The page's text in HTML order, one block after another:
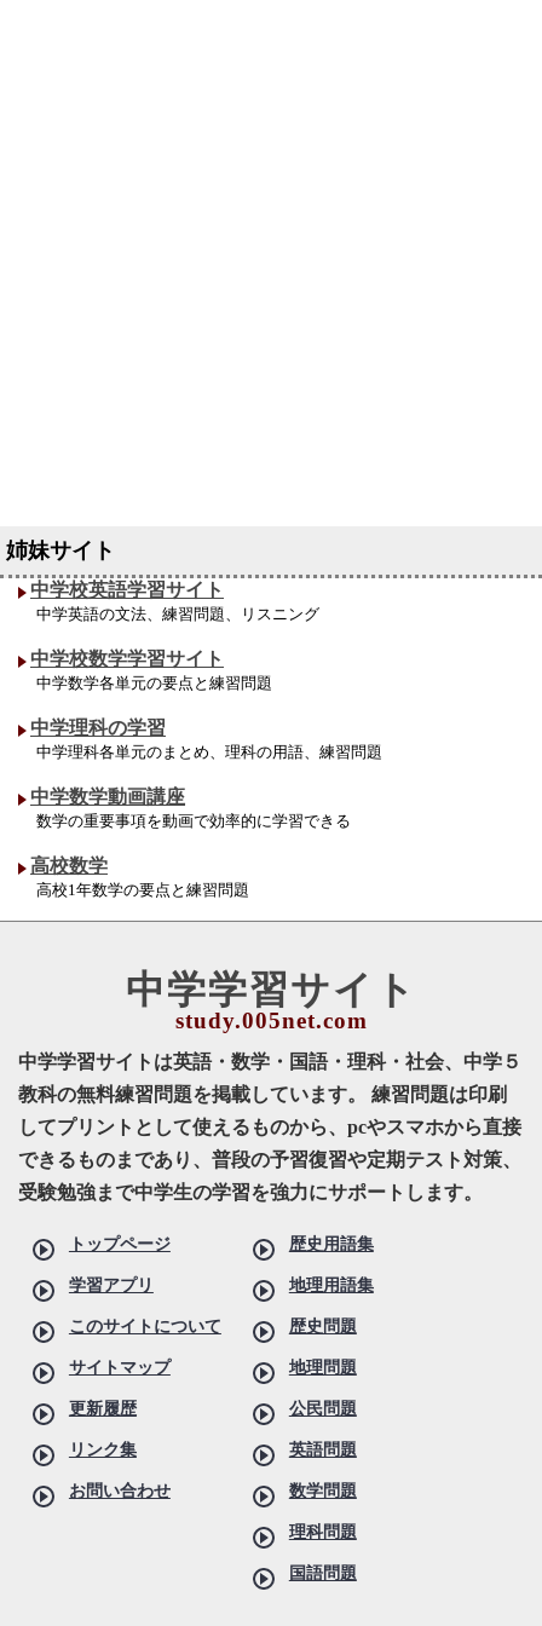
中学校英語学習サイト
中学英語の文法、練習問題、リスニング
中学校数学学習サイト
中学数学各単元の要点と練習問題
中学理科の学習
中学理科各単元のまとめ、理科の用語、練習問題
中学数学動画講座
数学の重要事項を動画で効率的に学習できる
高校数学
高校1年数学の要点と練習問題
中学学習サイト
中学学習サイトは英語・数学・国語・理科・社会、中学５
教科の無料練習問題を掲載しています。 練習問題は印刷
してプリントとして使えるものから、pcやスマホから直接
できるものまであり、普段の予習復習や定期テスト対策、
受験勉強まで中学生の学習を強力にサポートします。
トップページ
学習アプリ
このサイトについて
サイトマップ
更新履歴
リンク集
お問い合わせ
歴史用語集
地理用語集
歴史問題
地理問題
公民問題
英語問題
数学問題
理科問題
国語問題